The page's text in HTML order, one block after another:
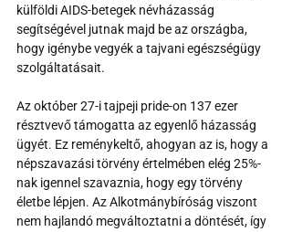
külföldi AIDS-betegek névházasság
segítségével jutnak majd be az országba,
hogy igénybe vegyék a tajvani egészségügy
szolgáltatásait.
Az október 27-i tajpeji pride-on 137 ezer
résztvevő támogatta az egyenlő házasság
ügyét. Ez reménykeltő, ahogyan az is, hogy a
népszavazási törvény értelmében elég 25%-
nak igennel szavaznia, hogy egy törvény
életbe lépjen. Az Alkotmánybíróság viszont
nem hajlandó megváltoztatni a döntését, így